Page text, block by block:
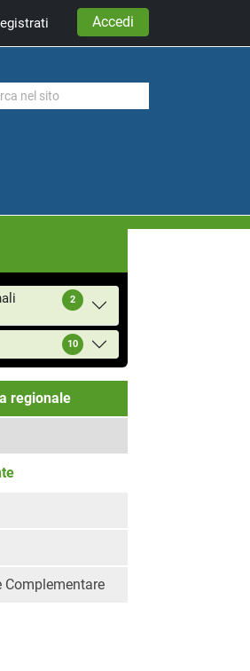
Accedi
2
10
regionale
Complementare